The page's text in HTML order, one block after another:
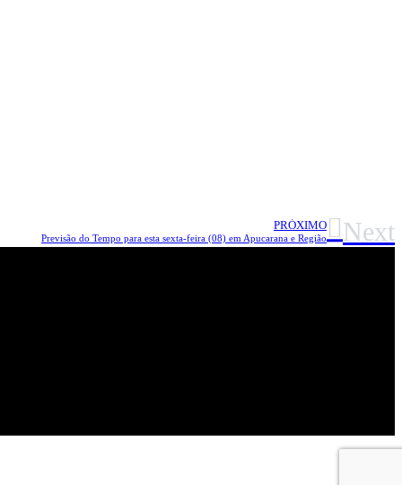
PRÓXIMO
Previsão do Tempo para esta sexta-feira (08) em Apucarana e Região Next